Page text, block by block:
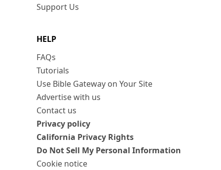
Support Us
HELP
FAQs
Tutorials
Use Bible Gateway on Your Site
Advertise with us
Contact us
Privacy policy
California Privacy Rights
Do Not Sell My Personal Information
Cookie notice